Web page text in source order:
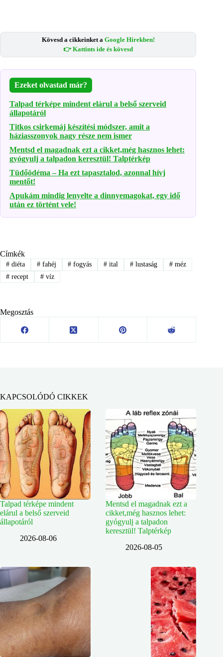
Kövesd a cikkeinket a Google Hírekben!
👉 Kattints ide és kövesd
Ezeket olvastad már?
Talpad térképe mindent elárul a belső szerveid
állapotáról
Titkos csirkemáj készítési módszer, amit a
háziasszonyok nagy része nem ismer
Mentsd el magadnak ezt a cikket,még hasznos lehet:
gyógyulj a talpadon keresztül! Talptérkép
Tüdőödéma – Ha ezt tapasztalod, azonnal hívj
mentőt!
Apukám mindig lenyelte a dinnyemagokat, egy idő
után ez történt vele!
Címkék
#diéta #fahéj # fogyás # ital # lustaság #méz
#recept #víz
Megosztás
KAPCSOLÓDÓ CIKKEK
Talpad térképe mindent
elárul a belső szerveid
állapotáról
2026-08-06
Mentsd el magadnak ezt a
cikket,még hasznos lehet:
gyógyulj a talpadon
keresztül! Talptérkép
2026-08-05